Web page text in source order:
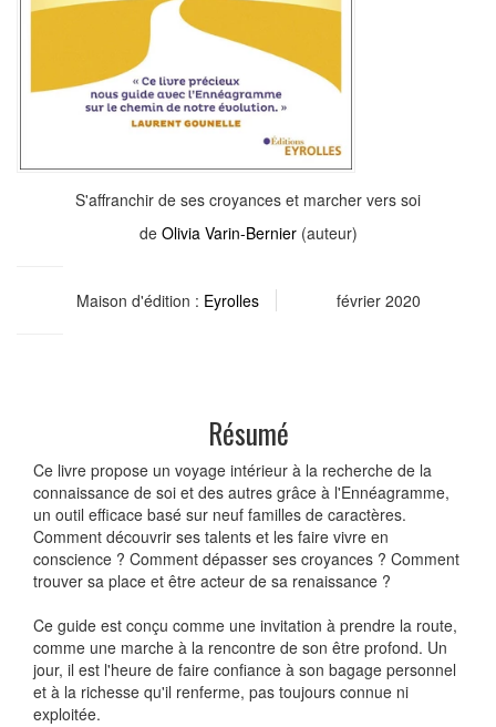
S'affranchir de ses croyances et marcher vers soi
de Olivia Varin-Bernier(auteur)
Maison d'édition : Eyrolles février 2020
Résumé
Ce livre propose un voyage intérieur à la recherche de la
connaissance de soi et des autres grâce à l'Ennéagramme,
un outil efficace basé sur neuf familles de caractères.
Comment découvrir ses talents et les faire vivre en
conscience ? Comment dépasser ses croyances ? Comment
trouver sa place et être acteur de sa renaissance ?
Ce guide est conçu comme une invitation à prendre la route,
comme une marche à la rencontre de son être profond. Un
jour, il est l'heure de faire confiance à son bagage personnel
et à la richesse qu'il renferme, pas toujours connue ni
exploitée.